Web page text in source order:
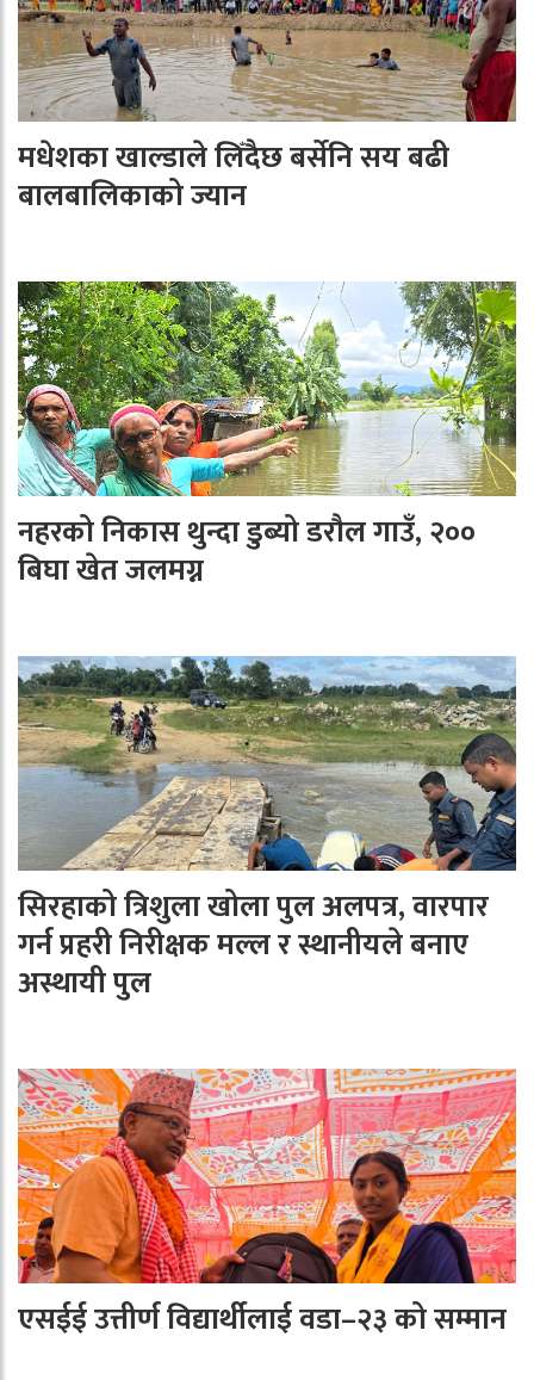
मधेशका खाल्डाले लिँदैछ बर्सेनि सय बढी
बालबालिकाको ज्यान
नहरको निकास थुन्दा डुब्यो डरौल गाउँ, २००
बिघा खेत जलमग्न
सिरहाको त्रिशुला खोला पुल अलपत्र, वारपार
गर्न प्रहरी निरीक्षक मल्ल र स्थानीयले बनाए
अस्थायी पुल
एसईई उत्तीर्ण विद्यार्थीलाई वडा–२३ को सम्मान